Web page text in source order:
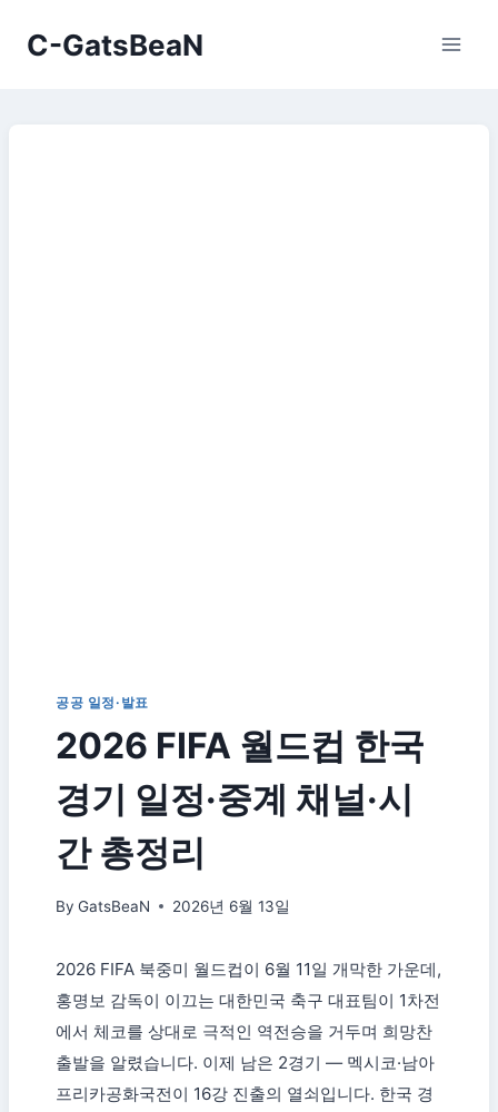
C-GatsBeaN
공공 일정·발표
2026 FIFA 월드컵 한국
경기 일정·중계 채널·시
간 총정리
By GatsBeaN 2026년 6월 13일
2026 FIFA 북중미 월드컵이 6월 11일 개막한 가운데,
홍명보 감독이 이끄는 대한민국 축구 대표팀이 1차전
에서 체코를 상대로 극적인 역전승을 거두며 희망찬
출발을 알렸습니다. 이제 남은 2경기 — 멕시코·남아
프리카공화국전이 16강 진출의 열쇠입니다. 한국 경